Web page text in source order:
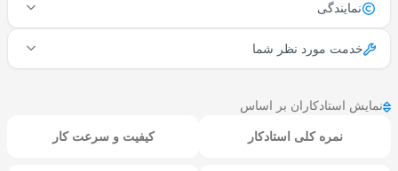
نمایندگی
خدمت مورد نظر شما
نمایش استادکاران بر اساس
نمره کلی استادکار کیفیت و سرعت کار